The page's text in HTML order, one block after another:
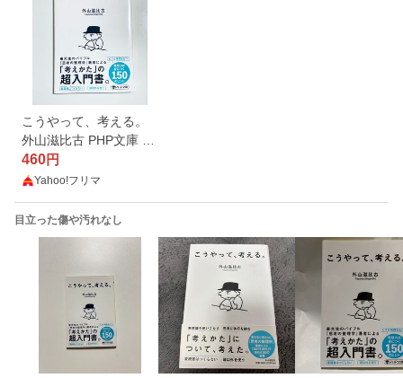
こうやって、考える。
外山滋比古 PHP文庫 思
考の整理学
460円
Yahoo!フリマ
目立った傷や汚れなし